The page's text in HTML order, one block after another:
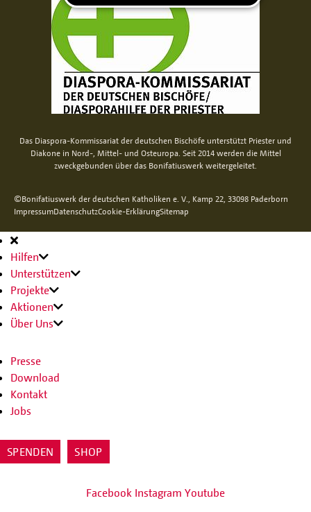
Das Diaspora-Kommissariat der deutschen Bischöfe unterstützt Priester und
Diakone in Nord-, Mittel- und Osteuropa. Seit 2014 werden die Mittel
zweckgebunden über das Bonifatiuswerk weitergeleitet.
©Bonifatiuswerk der deutschen Katholiken e. V., Kamp 22, 33098 Paderborn
ImpressumDatenschutzCookie-ErklärungSitemap
Hauptnavigation
Hilfen
Unterstützen
Projekte
Aktionen
Über Uns
Presse
Download
Kontakt
Jobs
SPENDEN SHOP
Facebook Instagram Youtube